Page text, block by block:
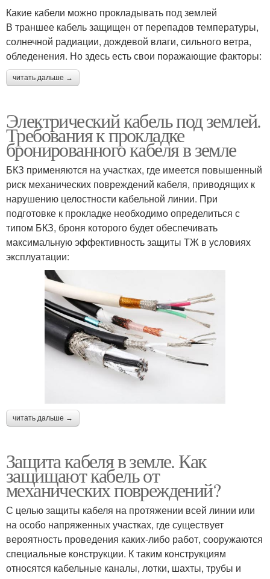
Какие кабели можно прокладывать под землей
В траншее кабель защищен от перепадов температуры,
солнечной радиации, дождевой влаги, сильного ветра,
обледенения. Но здесь есть свои поражающие факторы:
читать дальше →
Электрический кабель под землей.
Требования к прокладке
бронированного кабеля в земле
БКЗ применяются на участках, где имеется повышенный
риск механических повреждений кабеля, приводящих к
нарушению целостности кабельной линии. При
подготовке к прокладке необходимо определиться с
типом БКЗ, броня которого будет обеспечивать
максимальную эффективность защиты ТЖ в условиях
эксплуатации:
читать дальше →
Защита кабеля в земле. Как
защищают кабель от
механических повреждений?
С целью защиты кабеля на протяжении всей линии или
на особо напряженных участках, где существует
вероятность проведения каких-либо работ, сооружаются
специальные конструкции. К таким конструкциям
относятся кабельные каналы, лотки, шахты, трубы и